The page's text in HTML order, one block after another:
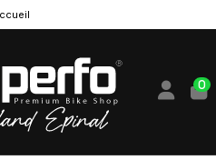
0